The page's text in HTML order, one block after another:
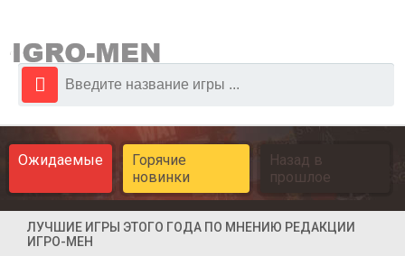
Ожидаемые
Горячие
новинки
Назад в
прошлое
ЛУЧШИЕ ИГРЫ ЭТОГО ГОДА ПО МНЕНИЮ РЕДАКЦИИ
ИГРО-МЕН